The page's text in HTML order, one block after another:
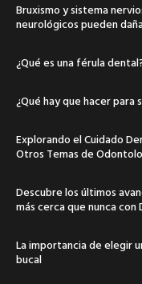
Bruxismo y sistema
neurológicos pueden
¿Qué es una férula
¿Qué hay que hacer
Explorando el Cuidado
Otros Temas de
Descubre los últimos
más cerca que nunca con
La importancia de elegir
bucal